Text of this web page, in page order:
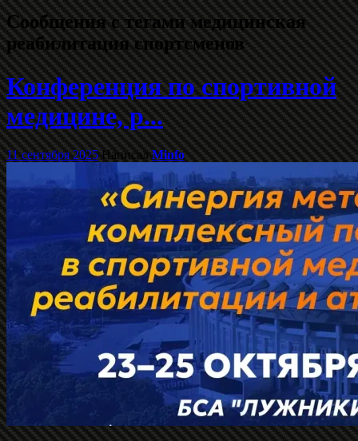
Сообщения с тегамимедицинская
реабилитация спортсменов
Конференция по спортивной
медицине, р...
11 сентября 2025 НаписалMinfo